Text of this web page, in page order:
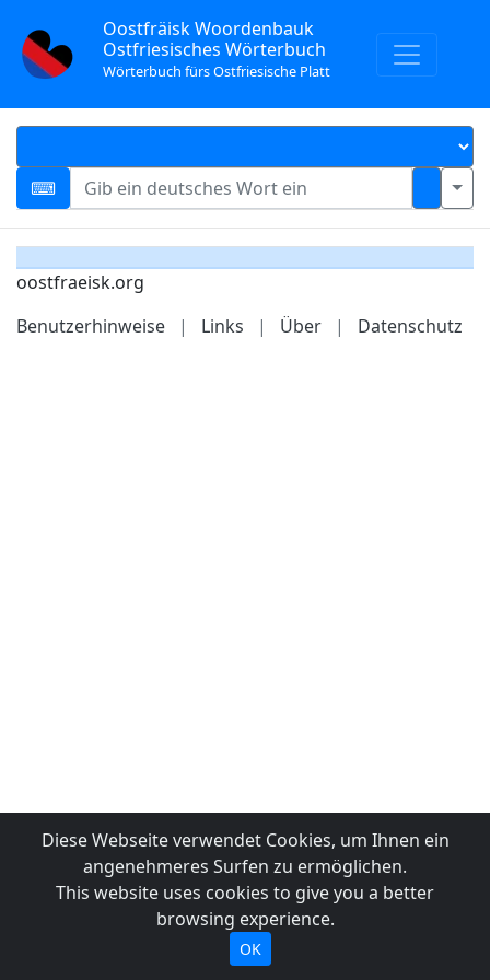
Oostfräisk Woordenbauk
Ostfriesisches Wörterbuch
Wörterbuch fürs Ostfriesische Platt
oostfraeisk.org
Benutzerhinweise
| Links | Über | Datenschutz
Diese Webseite verwendet Cookies, um Ihnen ein
angenehmeres Surfen zu ermöglichen.
This website uses cookies to give you a better
browsing experience.
OK